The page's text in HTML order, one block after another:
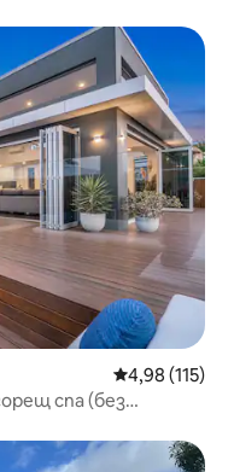
Средна
4,98 (115)
спа (без